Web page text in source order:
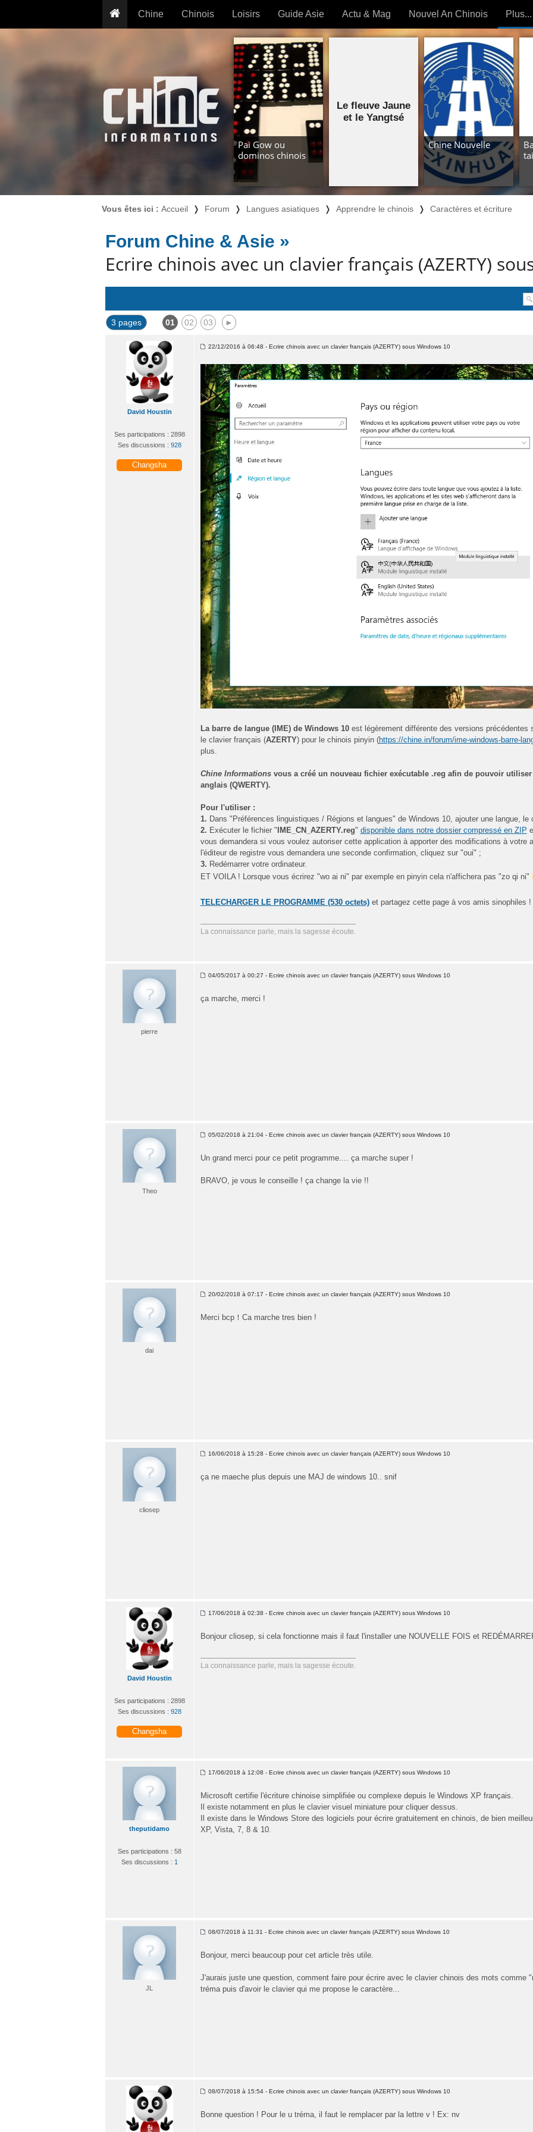
Chine
Conseils voyageurs
Plantes médicinales
Cuisine
Chinois
Grammaire
Traducteur
Exos & Flashcards
+50 Outils
Loisirs
Prénom
Signe
Tatouage
PLUS (24 OUTILS) »
Guide Asie Actu & Mag
Magazine
Nouvel An Chinois Plus...
Forum
Pai Gow ou
dominos chinois
Le fleuve Jaune
et le Yangtsé
Chine Nouvelle
Vous êtes ici : Accueil ❭ Forum ❭ Langues asiatiques ❭ Apprendre le chinois ❭ Caractères et écriture
Forum Chine & Asie »
Ecrire chinois avec un clavier français (AZERTY)
3 pages 01 02 03 ►
David Houstin
Ses participations : 2898
Ses discussions : 928
Changsha
22/12/2016 à 06:48 - Ecrire chinois avec un clavier français (AZERTY) sous Windows 10
La barre de langue (IME) de Windows 10 est légèrement différente des versions
le clavier français (AZERTY) pour le chinois pinyin (https://chine.in/forum/ime-windows-barre-
plus.
Chine Informations vous a créé un nouveau fichier exécutable .reg afin de pouvoir
anglais (QWERTY).
Pour l'utiliser :
1. Dans "Préférences linguistiques / Régions et langues" de Windows 10, ajouter une langue,
2. Exécuter le fichier " IME_CN_AZERTY.reg" disponible dans notre dossier compressé en ZIP
vous demandera si vous voulez autoriser cette application à apporter des modifications à votre
l'éditeur de registre vous demandera une seconde confirmation, cliquez sur "oui" ;
3. Redémarrer votre ordinateur.
ET VOILA ! Lorsque vous écrirez "wo ai ni" par exemple en pinyin cela n'affichera pas "zo qi ni"
TELECHARGER LE PROGRAMME (530 octets)et partagez cette page à vos amis sinophiles !
La connaissance parle, mais la sagesse écoute.
pierre
04/05/2017 à 00:27 - Ecrire chinois avec un clavier français (AZERTY) sous Windows 10
ça marche, merci !
Theo
05/02/2018 à 21:04 - Ecrire chinois avec un clavier français (AZERTY) sous Windows 10
Un grand merci pour ce petit programme.... ça marche super !
BRAVO, je vous le conseille ! ça change la vie !!
dai
20/02/2018 à 07:17 - Ecrire chinois avec un clavier français (AZERTY) sous Windows 10
Merci bcp！Ca marche tres bien !
cliosep
16/06/2018 à 15:28 - Ecrire chinois avec un clavier français (AZERTY) sous Windows 10
ça ne maeche plus depuis une MAJ de windows 10.. snif
David Houstin
Ses participations : 2898
Ses discussions : 928
Changsha
17/06/2018 à 02:38 - Ecrire chinois avec un clavier français (AZERTY) sous Windows 10
Bonjour cliosep, si cela fonctionne mais il faut l'installer une NOUVELLE FOIS et
La connaissance parle, mais la sagesse écoute.
theputidamo
Ses participations : 58
Ses discussions : 1
17/06/2018 à 12:08 - Ecrire chinois avec un clavier français (AZERTY) sous Windows 10
Microsoft certifie l'écriture chinoise simplifiée ou complexe depuis le Windows XP français.
Il existe notamment en plus le clavier visuel miniature pour cliquer dessus.
Il existe dans le Windows Store des logiciels pour écrire gratuitement en chinois, de bien
XP, Vista, 7, 8 & 10.
JL
08/07/2018 à 11:31 - Ecrire chinois avec un clavier français (AZERTY) sous Windows 10
Bonjour, merci beaucoup pour cet article très utile.
J'aurais juste une question, comment faire pour écrire avec le clavier chinois des mots comme
tréma puis d'avoir le clavier qui me propose le caractère...
08/07/2018 à 15:54 - Ecrire chinois avec un clavier français (AZERTY) sous Windows 10
Bonne question ! Pour le u tréma, il faut le remplacer par la lettre v ! Ex: nv